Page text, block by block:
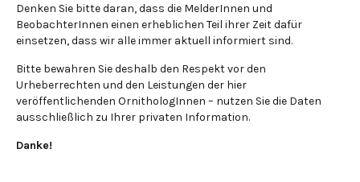
Denken Sie bitte daran, dass die MelderInnen und
BeobachterInnen einen erheblichen Teil ihrer Zeit dafür
einsetzen, dass wir alle immer aktuell informiert sind.
Bitte bewahren Sie deshalb den Respekt vor den
Urheberrechten und den Leistungen der hier
veröffentlichenden OrnithologInnen – nutzen Sie die Daten
ausschließlich zu Ihrer privaten Information.
Danke!